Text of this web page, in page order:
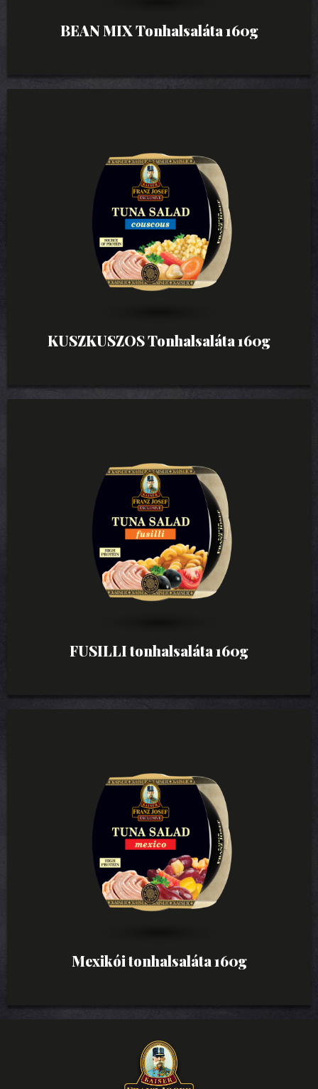
BEAN MIX Tonhalsaláta 160g
KUSZKUSZOS Tonhalsaláta 160g
FUSILLI tonhalsaláta 160g
Mexikói tonhalsaláta 160g